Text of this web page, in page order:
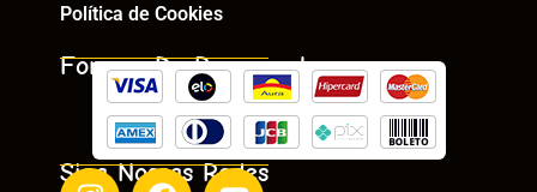
Política de Cookies
Formas De Pagamento
Siga Nossas Redes